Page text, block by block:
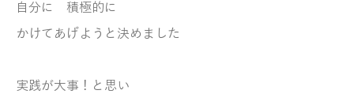
自分に 積極的に
かけてあげようと決めました
実践が大事！と思い